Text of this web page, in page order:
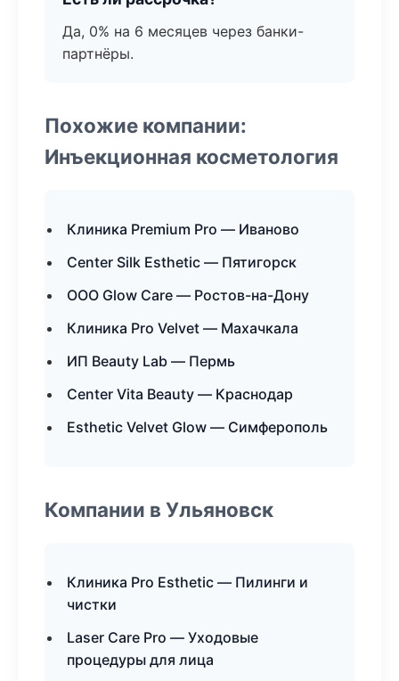
Да, 0% на 6 месяцев через банки-
партнёры.
Похожие компании:
Инъекционная косметология
Клиника Premium Pro — Иваново
Center Silk Esthetic — Пятигорск
ООО Glow Care — Ростов-на-Дону
Клиника Pro Velvet — Махачкала
ИП Beauty Lab — Пермь
Center Vita Beauty — Краснодар
Esthetic Velvet Glow — Симферополь
Компании в Ульяновск
Клиника Pro Esthetic — Пилинги и
чистки
Laser Care Pro — Уходовые
процедуры для лица